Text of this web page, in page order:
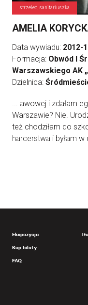
strzelec, sanitariuszka
AMELIA
Data wywiadu: 2012-
Formacja: Obwód I
Warszawskiego AK
Dzielnica:
... awowej i zdałam
Warszawie? Nie.
też chodziłam do
harcerstwa i byłam w
Ekspozycja
Kup bilety
FAQ